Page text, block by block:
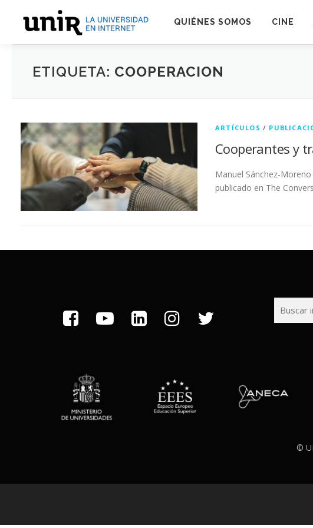
content
QUIÉNES SOMOS CINE
ETIQUETA: COOPERACION
ARTÍCULOS /
Cooperantes y
Manuel Sánchez-
publicado en The
©